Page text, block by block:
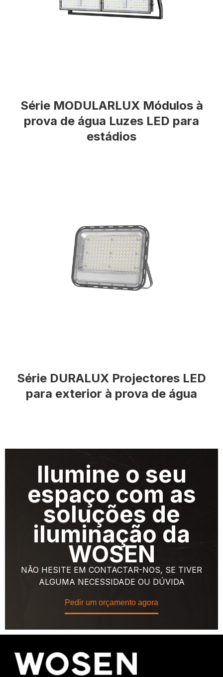
Série MODULARLUX Módulos à
prova de água Luzes LED para
estádios
Série DURALUX Projectores LED
para exterior à prova de água
Ilumine o seu
espaço com as
soluções de
iluminação da
WOSEN
NÃO HESITE EM CONTACTAR-NOS, SE TIVER
ALGUMA NECESSIDADE OU DÚVIDA
Pedir um orçamento agora